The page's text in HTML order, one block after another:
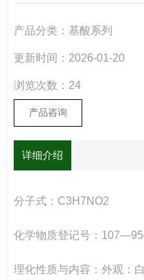
产品分类： 基酸系列
更新时间： 2026-01-20
浏览次数： 24
产品咨询
详细介绍
分子式：C3H7NO2
化学物质登记号：
理化性质与内容：外观：